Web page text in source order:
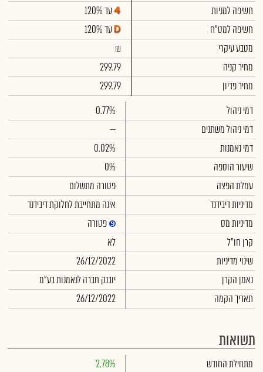
חשיפה למניות
עד 120%
חשיפה למט"ח
עד 120%
מטבע עיקרי
₪
מחיר קניה
299.79
מחיר פדיון
299.79
דמי ניהול
0.77%
דמי ניהול משתנים
--
דמי נאמנות
0.02%
שיעור הוספה
0%
עמלת הפצה
פטורה מתשלום
מדיניות דיבידנד
אינה מתחייבת לחלוקת דיבידנד
מדיניות מס
פטורה
קרן חו"ל
לא
שינוי מדיניות
26/12/2022
נאמן הקרן
יובנק חברה לנאמנות בע"מ
תאריך הקמה
26/12/2022
תשואות
מתחילת החודש
2.78%